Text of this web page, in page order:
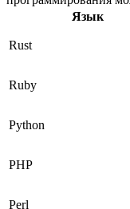
Язык
Rust
Ruby
Python
PHP
Perl